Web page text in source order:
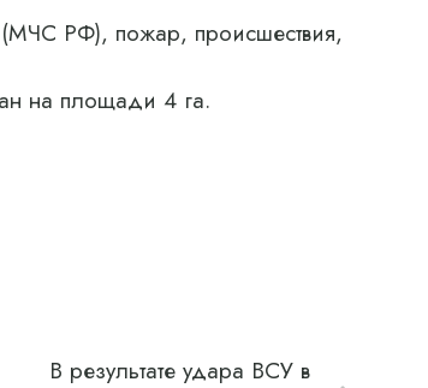
РФ), пожар, происшествия,
на площади 4 га.
В результате удара ВСУ в